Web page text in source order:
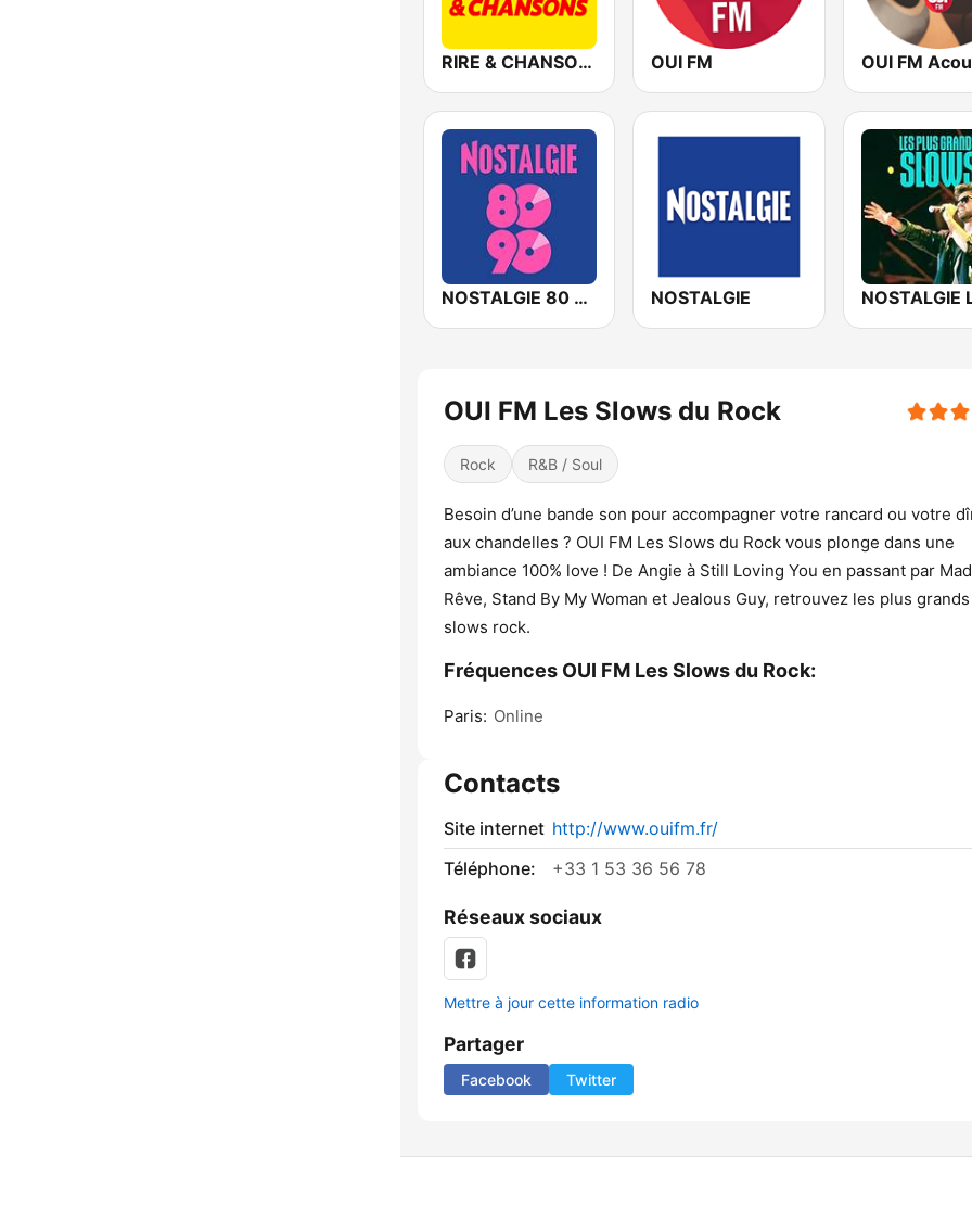
RIRE & CHANSONS OUI FM OUI FM
NOSTALGIE 80 90 NOSTALGIE
OUI FM Les Slows du Rock
Rock R&B / Soul
Besoin d’une bande son pour accompagner votre rancard ou votre
aux chandelles ? OUI FM Les Slows du Rock vous plonge dans une
ambiance 100% love ! De Angie à Still Loving You en passant par
Rêve, Stand By My Woman et Jealous Guy, retrouvez les plus grands
slows rock.
Fréquences OUI FM Les Slows du Rock:
Paris: Online
Contacts
Site internet http://www.ouifm.fr/
Téléphone:
+33 1 53 36 56 78
Réseaux sociaux
Mettre à jour cette information radio
Partager
Facebook Twitter